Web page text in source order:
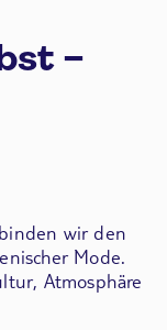
–
wir den
Mode.
Atmosphäre